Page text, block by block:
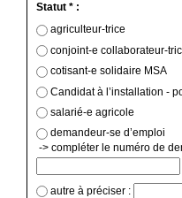
Statut * :
agriculteur-trice
conjoint-e collaborateur-
cotisant-e solidaire MSA
salarié-e agricole
demandeur-se d’emploi
-> compléter le numéro de
autre à préciser :